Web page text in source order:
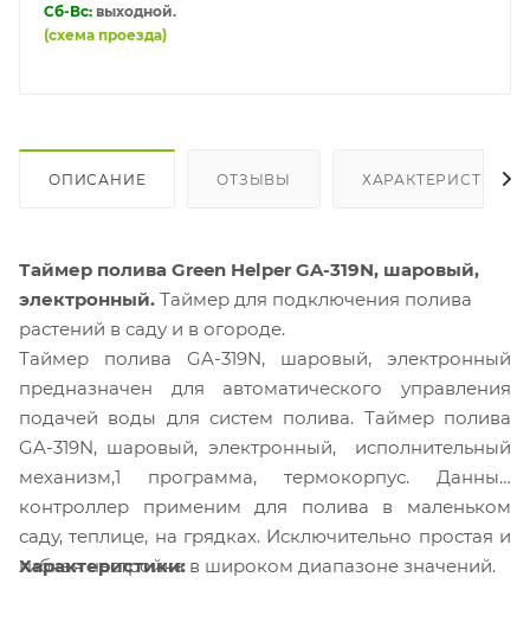
Сб-Вс: выходной.
(схема проезда)
ОПИСАНИЕ ОТЗЫВЫ ХАРАКТЕРИСТИКИ
Таймер полива Green Helper GA-319N, шаровый,
электронный. Таймер для подключения полива
растений в саду и в огороде.
Таймер полива GA-319N, шаровый, электронный
предназначен для автоматического управления
подачей воды для систем полива. Таймер полива
GA-319N, шаровый, электронный, исполнительный
механизм,1 программа, термокорпус. Данный
контроллер применим для полива в маленьком
саду, теплице, на грядках. Исключительно простая и
гибкая настройка в широком диапазоне значений.
Характеристики: